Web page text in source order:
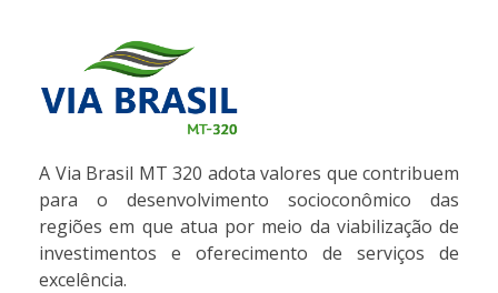
A Via Brasil MT 320 adota valores que contribuem
para o desenvolvimento socioconômico das
regiões em que atua por meio da viabilização de
investimentos e oferecimento de serviços de
excelência.